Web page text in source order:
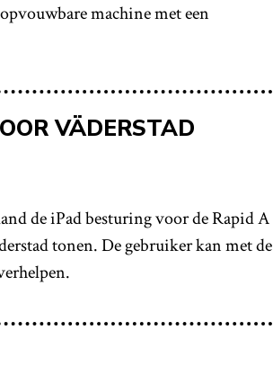
machine met een
VÄDERSTAD
de iPad besturing voor de Rapid A
tonen. De gebruiker kan met de